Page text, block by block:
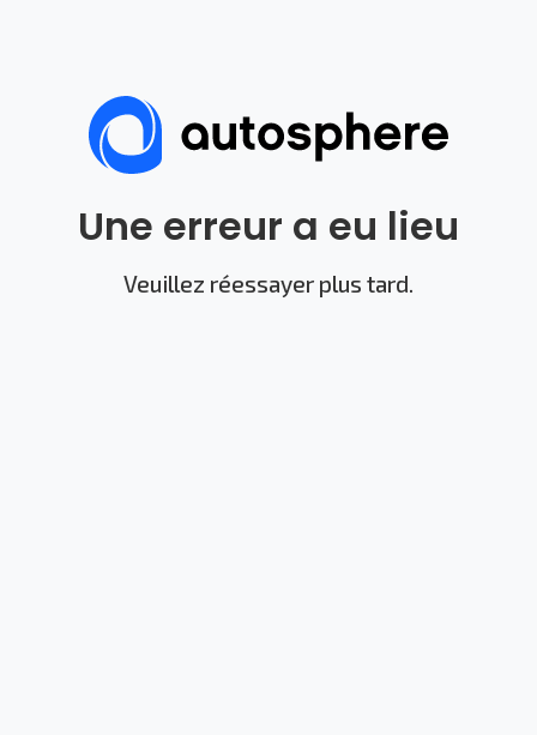
Une erreur a eu lieu
Veuillez réessayer plus tard.